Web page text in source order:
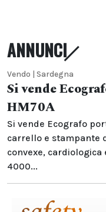
ANNUNCI
Vendo | Sardegna
Si vende
HM70A
Si vende Ecografo
carrello e stampante
convexe,
4000...